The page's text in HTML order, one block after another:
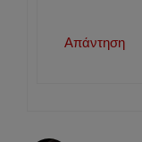
Απάντηση